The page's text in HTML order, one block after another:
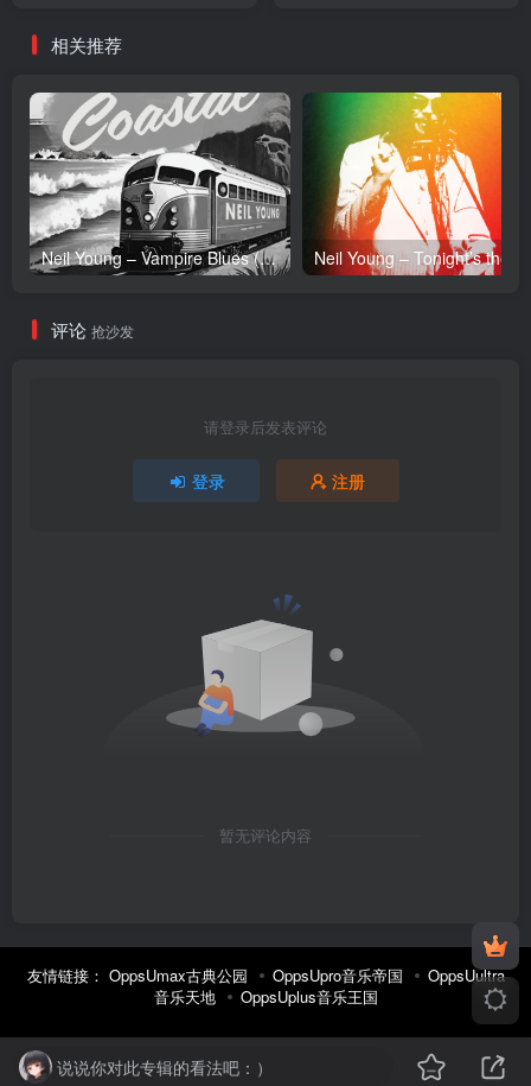
相关推荐
Neil Young – Vampire Blues (Live) – Single(054391239303)【24bit／96.0kHz】土耳其区
评论 抢沙发
请登录后发表评论
登录 注册
暂无评论内容
友情链接： OppsUmax古典公园 OppsUpro音乐帝国
OppsUultra
音乐天地
OppsUplus音乐王国
说说你对此专辑的看法吧：）